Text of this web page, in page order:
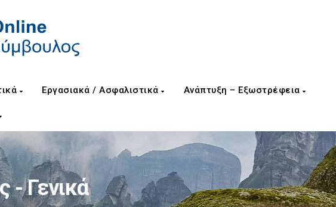
Εργασιακά / Ασφαλιστικά Ανάπτυξη – Εξωστρέφεια
- Γενικά